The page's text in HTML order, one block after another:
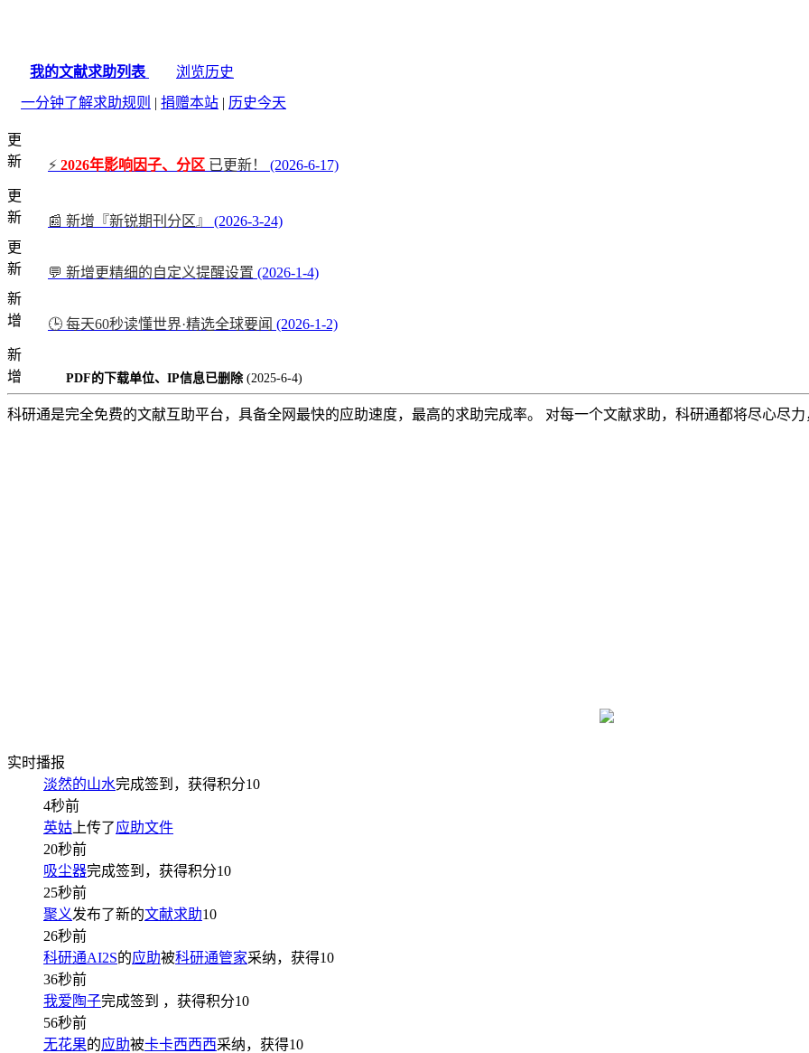
我的文献求助列表
浏览历史
一分钟了解求助规则 | 捐赠本站 | 历史今天
更
新
⚡ 2026年影响因子、分区 已更新！
(2026-6-17)
更
新
📰 新增『新锐期刊分区』
(2026-3-24)
更
新
💬 新增更精细的自定义提醒设置 (2026-1-4)
新
增
🕒 每天60秒读懂世界·精选全球要闻 (2026-1-2)
新
增
PDF的下载单位、IP信息已删除 (2025-6-4)
科研通是完全免费的文献互助平台，具备全网最快的应助速度，最高的求助完成率。 对每一个文献求助，科研通都将尽心尽
实时播报
淡然的山水完成签到，获得积分10
4秒前
英姑 上传了应助文件
20秒前
吸尘器完成签到，获得积分10
25秒前
聚义发布了新的文献求助10
26秒前
科研通AI2S的应助被科研通管家采纳，获得10
36秒前
我爱陶子完成签到 ，获得积分10
56秒前
无花果的应助被卡卡西西西采纳，获得10